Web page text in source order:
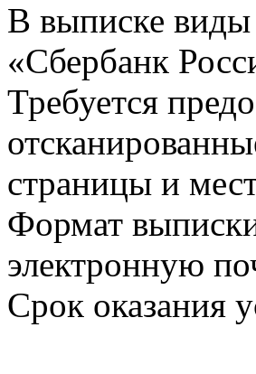
В выписке
«Сбербанк
Требуется
страницы и
Формат
электронную
Срок оказания